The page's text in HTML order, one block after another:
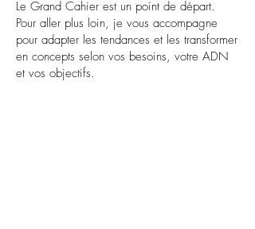
Le Grand Cahier est un point de départ.
Pour aller plus loin, je vous accompagne
pour adapter les tendances et les transformer
en concepts selon vos besoins, votre ADN
et vos objectifs.